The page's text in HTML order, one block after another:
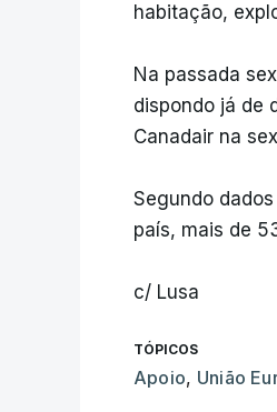
habitação,
Na passada
dispondo já de
Canadair na
Segundo
país, mais de
c/ Lusa
TÓPICOS
Apoio, União